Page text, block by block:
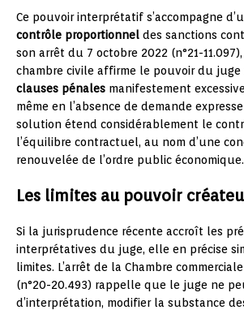
Ce pouvoir interprétatif s’accompagne
contrôle proportionnel des sanctions
son arrêt du 7 octobre 2022 (n°21-
chambre civile affirme le pouvoir du
clauses pénales manifestement
même en l’absence de demande
solution étend considérablement le
l’équilibre contractuel, au nom d’une
renouvelée de l’ordre public économique.
Les limites au pouvoir
Si la jurisprudence récente accroît les
interprétatives du juge, elle en précise
limites. L’arrêt de la Chambre
(n°20-20.493) rappelle que le juge ne
d’interprétation, modifier la substance